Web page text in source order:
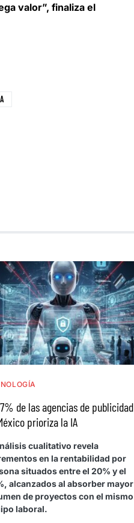
valor”, finaliza el
de las agencias de publicidad
prioriza la IA
cualitativo revela
en la rentabilidad por
situados entre el 20% y el
alcanzados al absorber mayor
de proyectos con el mismo
laboral.